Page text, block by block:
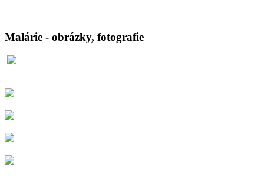
Malárie - obrázky, fotografie